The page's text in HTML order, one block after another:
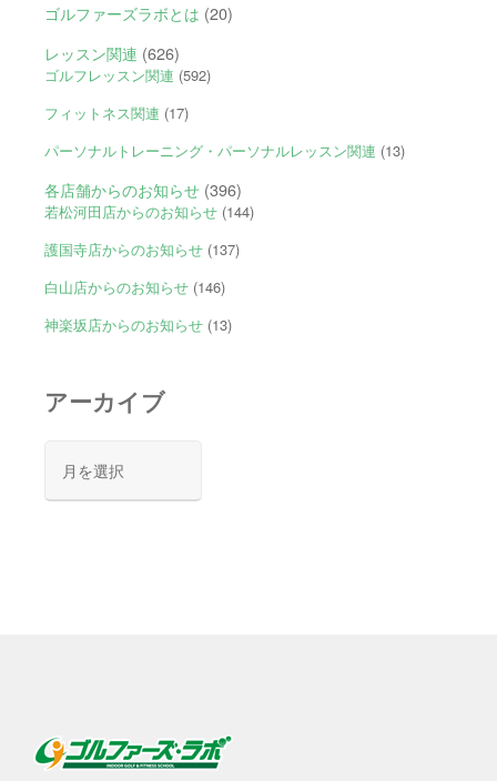
ゴルファーズラボとは (20)
レッスン関連 (626)
ゴルフレッスン関連 (592)
フィットネス関連 (17)
パーソナルトレーニング・パーソナルレッスン関連 (13)
各店舗からのお知らせ(396)
若松河田店からのお知らせ(144)
護国寺店からのお知らせ(137)
白山店からのお知らせ(146)
神楽坂店からのお知らせ(13)
アーカイブ
カ